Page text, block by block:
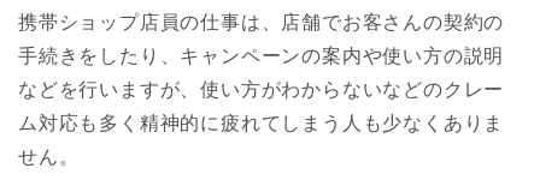
携帯ショップ店員の仕事は、店舗でお客さんの契約の
手続きをしたり、キャンペーンの案内や使い方の説明
などを行いますが、使い方がわからないなどのクレー
ム対応も多く精神的に疲れてしまう人も少なくありま
せん。